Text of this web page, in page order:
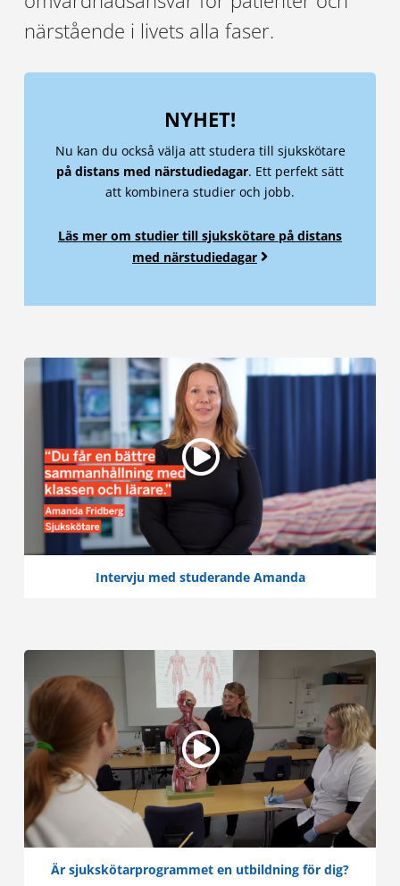
närstående i livets alla faser.
NYHET!
Nu kan du också välja att studera till sjukskötare
på distans med närstudiedagar. Ett perfekt sätt
att kombinera studier och jobb.
Läs mer om studier till sjukskötare på distans
med närstudiedagar
Intervju med studerande Amanda
Är sjukskötarprogrammet en utbildning för dig?